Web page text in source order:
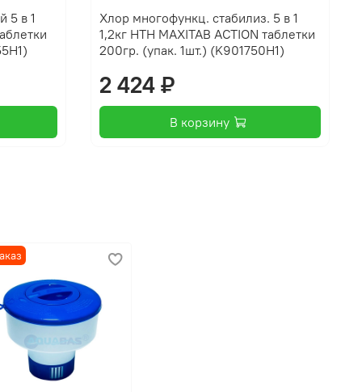
и поддержку прозрачности воды
5 в 1
Хлор многофункц. стабилиз. 5 в 1
1,2кг HTH MAXITAB ACTION таблетки
200гр. (упак. 1шт.) (K901750H1)
2 424 ₽
В корзину